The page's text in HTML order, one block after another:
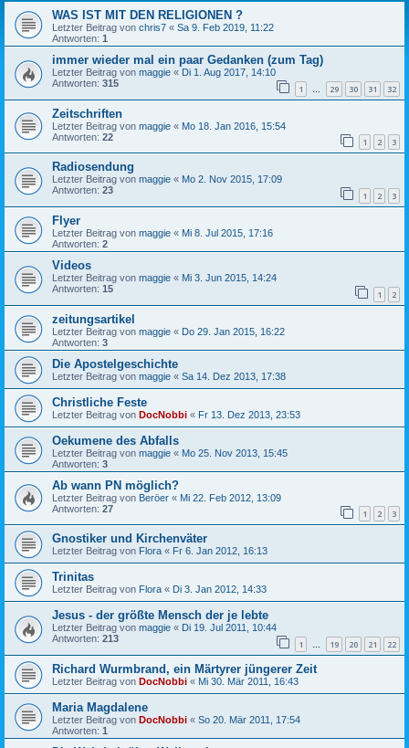
WAS IST MIT DEN RELIGIONEN ?
Letzter Beitrag von chris7 « Sa 9. Feb 2019, 11:22
Antworten: 1
immer wieder mal ein paar Gedanken (zum Tag)
Letzter Beitrag von maggie « Di 1. Aug 2017, 14:10
Antworten: 315 1 … 29 30 31 32
Zeitschriften
Letzter Beitrag von maggie « Mo 18. Jan 2016, 15:54
Antworten: 22 1 2 3
Radiosendung
Letzter Beitrag von maggie « Mo 2. Nov 2015, 17:09
Antworten: 23 1 2 3
Flyer
Letzter Beitrag von maggie « Mi 8. Jul 2015, 17:16
Antworten: 2
Videos
Letzter Beitrag von maggie « Mi 3. Jun 2015, 14:24
Antworten: 15 1 2
zeitungsartikel
Letzter Beitrag von maggie « Do 29. Jan 2015, 16:22
Antworten: 3
Die Apostelgeschichte
Letzter Beitrag von maggie « Sa 14. Dez 2013, 17:38
Christliche Feste
Letzter Beitrag von DocNobbi « Fr 13. Dez 2013, 23:53
Oekumene des Abfalls
Letzter Beitrag von maggie « Mo 25. Nov 2013, 15:45
Antworten: 3
Ab wann PN möglich?
Letzter Beitrag von Beröer « Mi 22. Feb 2012, 13:09
Antworten: 27 1 2 3
Gnostiker und Kirchenväter
Letzter Beitrag von Flora « Fr 6. Jan 2012, 16:13
Trinitas
Letzter Beitrag von Flora « Di 3. Jan 2012, 14:33
Jesus - der größte Mensch der je lebte
Letzter Beitrag von maggie « Di 19. Jul 2011, 10:44
Antworten: 213 1 … 19 20 21 22
Richard Wurmbrand, ein Märtyrer jüngerer Zeit
Letzter Beitrag von DocNobbi « Mi 30. Mär 2011, 16:43
Maria Magdalene
Letzter Beitrag von DocNobbi « So 20. Mär 2011, 17:54
Antworten: 1